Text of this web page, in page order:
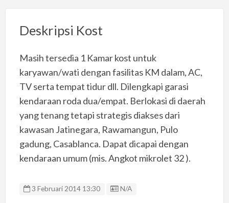
Deskripsi Kost
Masih tersedia 1 Kamar kost untuk
karyawan/wati dengan fasilitas KM dalam, AC,
TV serta tempat tidur dll. Dilengkapi garasi
kendaraan roda dua/empat. Berlokasi di daerah
yang tenang tetapi strategis diakses dari
kawasan Jatinegara, Rawamangun, Pulo
gadung, Casablanca. Dapat dicapai dengan
kendaraan umum (mis. Angkot mikrolet 32 ).
3 Februari 2014 13:30 Listing ID
N/A